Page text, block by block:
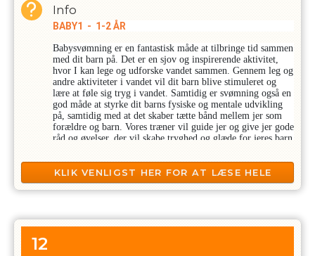
Info
BABY1 - 1-2 ÅR
Babysvømning er en fantastisk måde at tilbringe tid sammen
med dit barn på. Det er en sjov og inspirerende aktivitet,
hvor I kan lege og udforske vandet sammen. Gennem leg og
andre aktiviteter i vandet vil dit barn blive stimuleret og
lære at føle sig tryg i vandet. Samtidig er svømning også en
god måde at styrke dit barns fysiske og mentale udvikling
på, samtidig med at det skaber tætte bånd mellem jer som
forældre og barn. Vores træner vil guide jer og give jer gode
råd og øvelser, der vil skabe tryghed og glæde for jeres barn
oplevelser og udfordre barnet i det tempo, der passer jer og
jeres barn bedst. Som forældre bestemmer I tempoet, så I
kan sikre jer, at jeres barn får de bedste oplevelser i vandet.
Hvis I gerne vil opleve jeres barn udvikle sig og udfolde sig
for jer.
KLIK VENLIGST HER FOR AT LÆSE HELE
BESKRIVELSEN
12